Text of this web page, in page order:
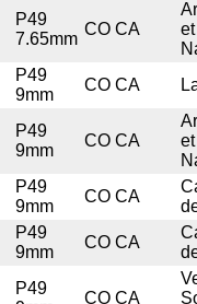
P49
7.65mm
CO CA
et
P49
9mm
CO CA
P49
9mm
CO CA
et
P49
9mm
CO CA
P49
9mm
CO CA
P49
CO CA